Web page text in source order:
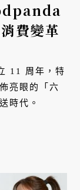
費變革
11 周年，特
亮眼的「六
時代。